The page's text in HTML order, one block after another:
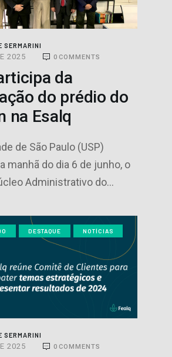
SERMARINI
2025 0 COMMENTS
da
do prédio do
na Esalq
de São Paulo (USP)
manhã do dia 6 de junho, o
Administrativo do…
DESTAQUE NOTÍCIAS
SERMARINI
2025 0 COMMENTS